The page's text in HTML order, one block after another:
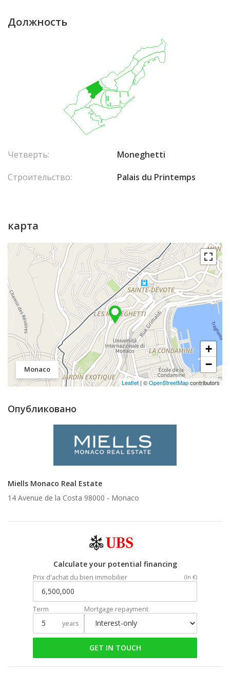
Должность
Четверть:
Moneghetti
Строительство:
Palais du Printemps
карта
Monaco
+
−
Leaflet | ©OpenStreetMapcontributors
Опубликовано
Miells Monaco Real Estate
14 Avenue de la Costa 98000 - Monaco
Calculate your potential financing
Prix d'achat du bien immobilier (In €)
Term
years
Mortgage repayment
GET IN TOUCH